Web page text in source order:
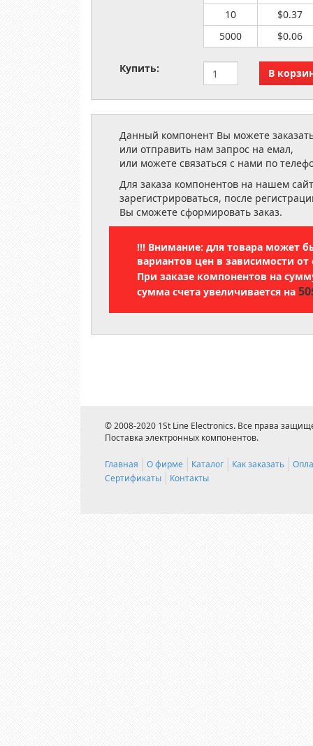
10
$0.37
5000
$0.06
Купить:
Данный компонент Вы можете
или отправить нам запрос на емал,
или можете связаться с нами по
Для заказа компонентов на нашем
зарегистрироваться, после
Вы сможете сформировать заказ.
!!! Внимание: для товара может
вариантов цен в зависимости от
При заказе компонентов на
сумма счета увеличивается на
© 2008-2020 1St Line Electronics. Все права
Поставка электронных компонентов.
Главная О фирме Каталог Как заказать
Сертификаты
Контакты